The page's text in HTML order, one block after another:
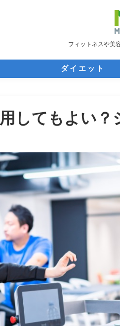
フィットネスや美
ダイエット
してもよい？